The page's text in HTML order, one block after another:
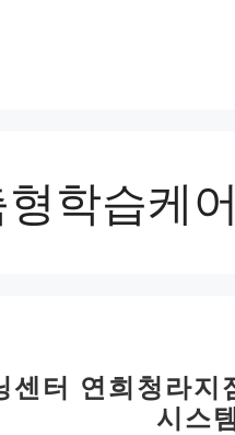
형학습케
센터 연희청라
시스